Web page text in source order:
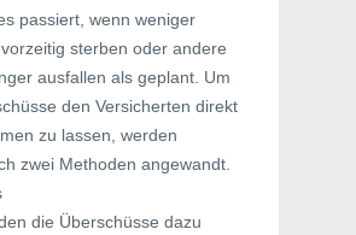
passiert, wenn weniger
sterben oder andere
ausfallen als geplant. Um
den Versicherten direkt
zu lassen, werden
zwei Methoden angewandt.
die Überschüsse dazu